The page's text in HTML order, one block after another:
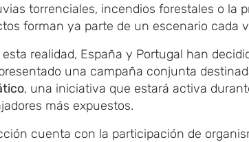
torrenciales, incendios forestales o la
forman ya parte de un escenario cada
realidad, España y Portugal han
una campaña conjunta
, una iniciativa que estará activa
más expuestos.
cuenta con la participación de